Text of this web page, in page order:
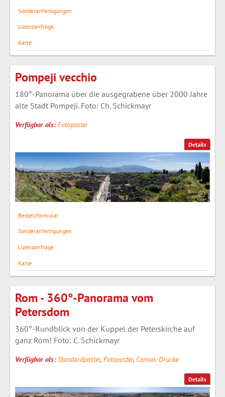
Sonderanfertigungen
Lizenzanfrage
Karte
Details
Pompeji vecchio
180°-Panorama über die ausgegrabene über 2000 Jahre
alte Stadt Pompeji. Foto: Ch. Schickmayr
Verfügbar als:Fotoposter
Bestellformular
Sonderanfertigungen
Lizenzanfrage
Karte
Details
Rom - 360°-Panorama vom
Petersdom
360°-Rundblick von der Kuppel der Peterskirche auf
ganz Rom! Foto: C. Schickmayr
Verfügbar als:Standardposter, Fotoposter, Canvas-Drucke